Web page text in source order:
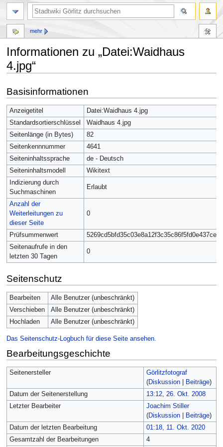
Informationen zu „Datei:Waidhaus
4.jpg“
Navigation
springen
Suche
springen
Basisinformationen
Anzeigetitel
Datei:Waidhaus 4.jpg
Standardsortierschlüssel
Waidhaus 4.jpg
Seitenlänge (in Bytes)
82
Seitenkennnummer
4641
Seiteninhaltssprache
de - Deutsch
Seiteninhaltsmodell
Wikitext
Indizierung durch
Suchmaschinen
Erlaubt
Anzahl der
Weiterleitungen zu
dieser Seite
0
Prüfsummenwert
5269cd5bfd35c03e8a12f3c35c86f5fd0e437ce7
Seitenaufrufe in den
letzten 30 Tagen
0
Seitenschutz
Bearbeiten
Alle Benutzer (unbeschränkt)
Verschieben
Alle Benutzer (unbeschränkt)
Hochladen
Alle Benutzer (unbeschränkt)
Das Seitenschutz-Logbuch für diese Seite ansehen.
Bearbeitungsgeschichte
Seitenersteller
Görlitzfotograf
(Diskussion| Beiträge)
Datum der Seitenerstellung
13:12, 26. Okt. 2008
Letzter Bearbeiter
Joachim Stiller
(Diskussion| Beiträge)
Datum der letzten Bearbeitung
01:18, 11. Okt. 2020
Gesamtzahl der Bearbeitungen
4
mehr